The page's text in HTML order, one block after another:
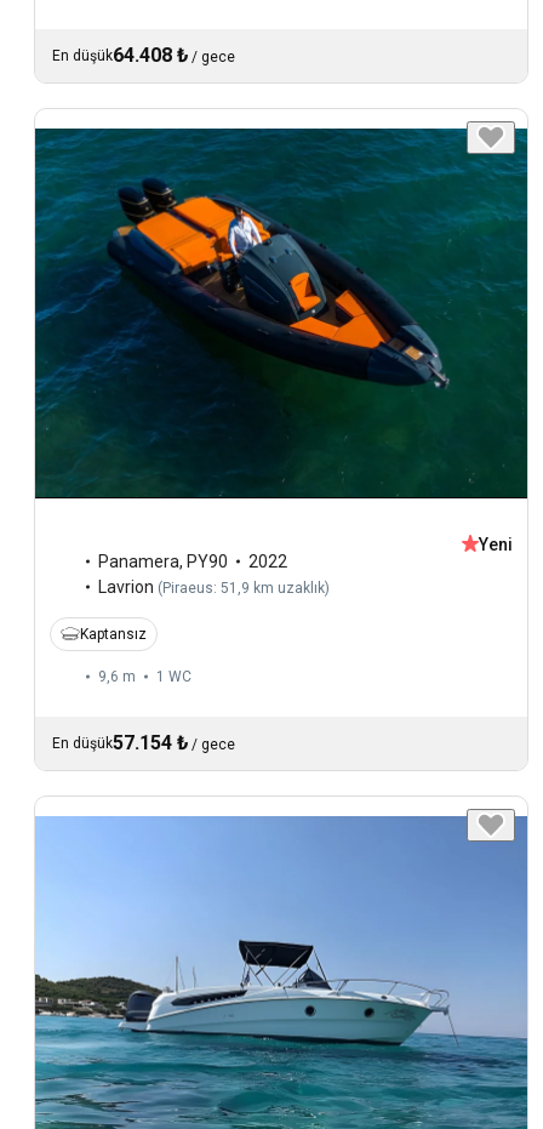
En düşük64.408 ₺ / gece
Panamera, PY90
2022
Lavrion ( Piraeus: 51,9 km uzaklık)
Yeni
Kaptansız
9,6 m 1 WC
En düşük57.154 ₺ / gece